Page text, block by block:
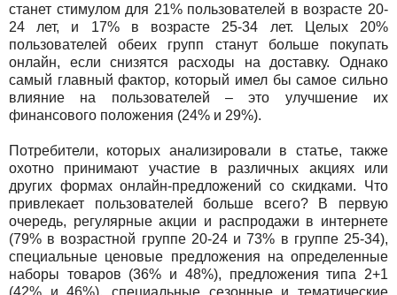
станет стимулом для 21% пользователей в возрасте 20-
24 лет, и 17% в возрасте 25-34 лет. Целых 20%
пользователей обеих групп станут больше покупать
онлайн, если снизятся расходы на доставку. Однако
самый главный фактор, который имел бы самое сильно
влияние на пользователей – это улучшение их
финансового положения (24% и 29%).
Потребители, которых анализировали в статье, также
охотно принимают участие в различных акциях или
других формах онлайн-предложений со скидками. Что
привлекает пользователей больше всего? В первую
очередь, регулярные акции и распродажи в интернете
(79% в возрастной группе 20-24 и 73% в группе 25-34),
специальные ценовые предложения на определенные
наборы товаров (36% и 48%), предложения типа 2+1
(42% и 46%), специальные сезонные и тематические